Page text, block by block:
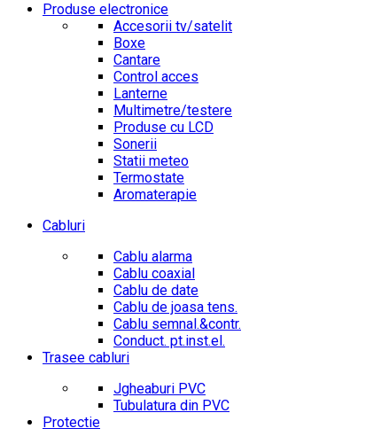
Produse electronice
Accesorii tv/satelit
Boxe
Cantare
Control acces
Lanterne
Multimetre/testere
Produse cu LCD
Sonerii
Statii meteo
Termostate
Aromaterapie
Cabluri
Cablu alarma
Cablu coaxial
Cablu de date
Cablu de joasa tens.
Cablu semnal.&contr.
Conduct. pt.inst.el.
Trasee cabluri
Jgheaburi PVC
Tubulatura din PVC
Protectie